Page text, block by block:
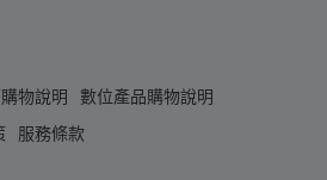
物說明
數位產品購物說明
服務條款